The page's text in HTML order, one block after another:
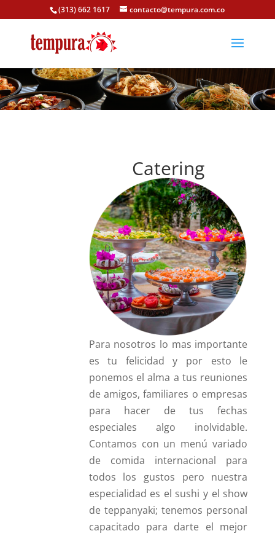
(313) 662 1617 contacto@tempura.com.co
Catering
Para nosotros lo mas importante
es tu felicidad y por esto le
ponemos el alma a tus reuniones
de amigos, familiares o empresas
para hacer de tus fechas
especiales algo inolvidable.
Contamos con un menú variado
de comida internacional para
todos los gustos pero nuestra
especialidad es el sushi y el show
de teppanyaki; tenemos personal
capacitado para darte el mejor